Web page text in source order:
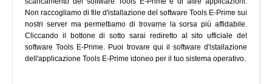
Non raccogliamo di file d'istallazione del software Tools E-Prime sui
nostri server ma permettiamo di trovarne la sorsa più affidabile.
Cliccando il bottone di sotto sarai rediretto al sito ufficiale del
software Tools E-Prime. Puoi trovare qui il software d'istallazione
dell'applicazione Tools E-Prime idoneo per il tuo sistema operativo.